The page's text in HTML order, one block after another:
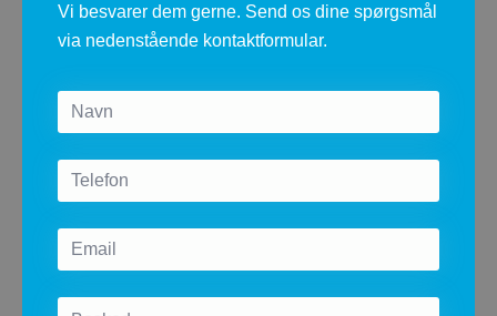
​Vi besvarer dem gerne. Send os dine spørgsmål
via nedenstående kontaktformular.
Name
Telefon
Email
Message